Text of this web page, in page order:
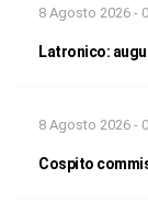
8 Agosto 2026 -
Latronico:
8 Agosto 2026 -
Cospito